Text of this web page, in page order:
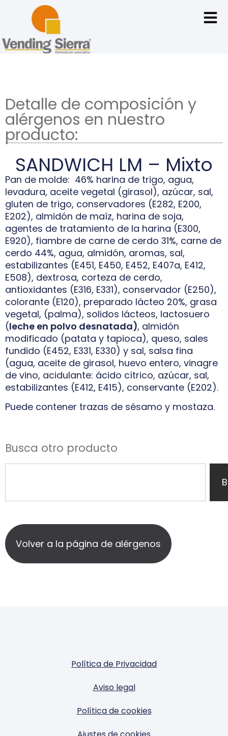
Detalle de composición y
alérgenos en nuestro
producto:
SANDWICH LM – Mixto
Pan de molde: 46% harina de trigo, agua,
levadura, aceite vegetal (girasol), azúcar, sal,
gluten de trigo, conservadores (E282, E200,
E202), almidón de maíz, harina de soja,
agentes de tratamiento de la harina (E300,
E920), fiambre de carne de cerdo 31%, carne de
cerdo 44%, agua, almidón, aromas, sal,
estabilizantes (E451, E450, E452, E407a, E412,
E508), dextrosa, corteza de cerdo,
antioxidantes (E316, E331), conservador (E250),
colorante (E120), preparado lácteo 20%, grasa
vegetal, (palma), solidos lácteos, lactosuero
(leche en polvo desnatada), almidón
modificado (patata y tapioca), queso, sales
fundido (E452, E331, E330) y sal, salsa fina
(agua, aceite de girasol, huevo entero, vinagre
de vino, acidulante: ácido cítrico, azúcar, sal,
estabilizantes (E412, E415), conservante (E202).
Puede contener trazas de sésamo y mostaza.
Busca otro producto
Volver a la página de alérgenos
Política de Privacidad
Aviso legal
Política de cookies